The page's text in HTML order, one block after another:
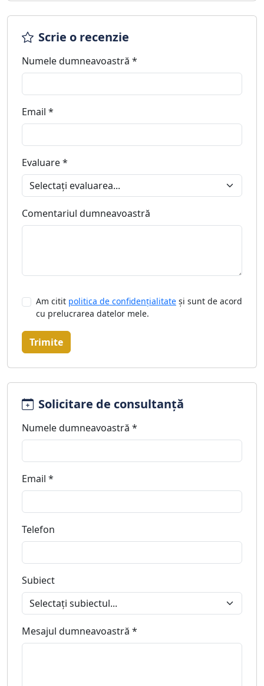
Scrie o recenzie
Numele dumneavoastră *
Email *
Evaluare *
Comentariul dumneavoastră
Am citit politica de confidențialitate și sunt de acord
cu prelucrarea datelor mele.
Trimite
Solicitare de consultanță
Numele dumneavoastră *
Email *
Telefon
Subiect
Mesajul dumneavoastră *